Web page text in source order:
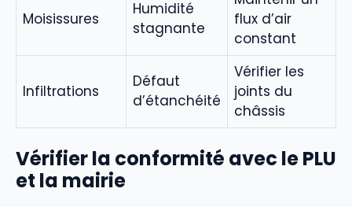
Moisissures
Humidité
stagnante
flux d’air
constant
Infiltrations
Défaut
d’étanchéité
Vérifier les
joints du
châssis
Vérifier la conformité avec le PLU
et la mairie